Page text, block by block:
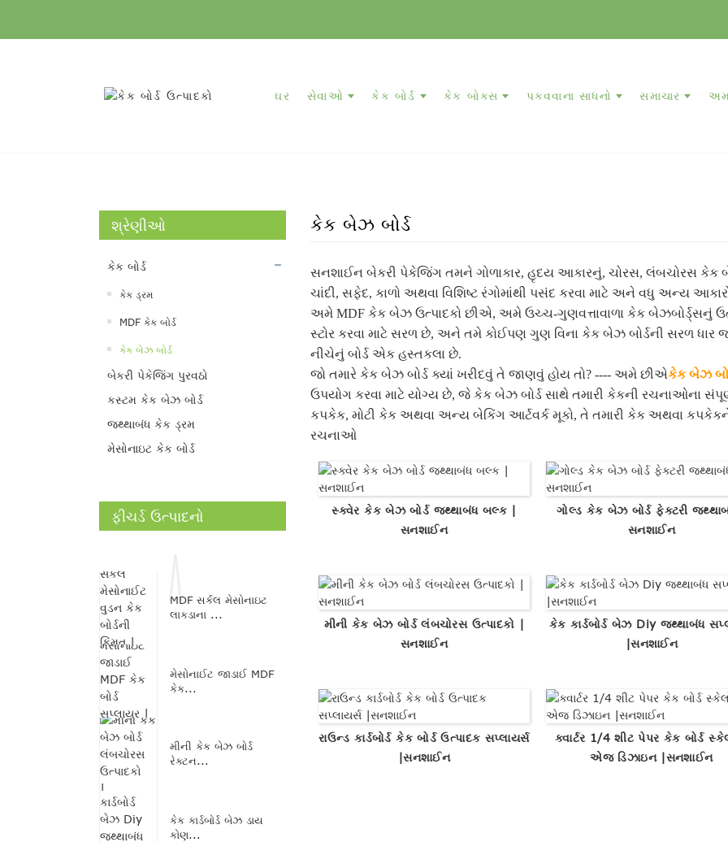
ઘર સેવાઓ કેક બોર્ડ કેક બોક્સ પકવવાના સાધનો સમાચાર
શ્રેણીઓ
કેક બોર્ડ
કેક ડ્રમ
MDF કેક બોર્ડ
કેક બેઝ બોર્ડ
બેકરી પેકેજિંગ પુરવઠો
કસ્ટમ કેક બેઝ બોર્ડ
જથ્થાબંધ કેક ડ્રમ
મેસોનાઇટ કેક બોર્ડ
ફીચર્ડ ઉત્પાદનો
MDF સર્કલ મેસોનાઇટ
લાકડાના ...
મેસોનાઈટ જાડાઈ MDF
કેક...
મીની કેક બેઝ બોર્ડ
રેક્ટન...
કેક કાર્ડબોર્ડ બેઝ ડાય
કોણ...
કેક બેઝ બોર્ડ
સનશાઈન બેકરી પેકેજિંગ તમને ગોળાકાર, હૃદય આકારનું, ચોરસ, લંબચોરસ કેક
ચાંદી, સફેદ, કાળો અથવા વિશિષ્ટ રંગોમાંથી પસંદ કરવા માટે અને વધુ અન્ય
અમે MDF કેક બેઝ ઉત્પાદકો છીએ, અમે ઉચ્ચ-ગુણવત્તાવાળા કેક બેઝબોર્ડ્સનું
સ્ટોર કરવા માટે સરળ છે, અને તમે કોઈપણ ગુણ વિના કેક બેઝ બોર્ડની સરળ ધાર
નીચેનું બોર્ડ એક હસ્તકલા છે.
જો તમારે કેક બેઝ બોર્ડ ક્યાં ખરીદવું તે જાણવું હોય તો? ---- અમે છીએકેક બેઝ
ઉપયોગ કરવા માટે યોગ્ય છે, જે કેક બેઝ બોર્ડ સાથે તમારી કેકની રચનાઓના
કપકેક, મોટી કેક અથવા અન્ય બેકિંગ આર્ટવર્ક મૂકો, તે તમારી કેક અથવા કપકેકને
રચનાઓ
સ્ક્વેર કેક બેઝ બોર્ડ જથ્થાબંધ બલ્ક |
સનશાઈન
ગોલ્ડ કેક બેઝ બોર્ડ ફેક્ટરી
સનશાઈન
મીની કેક બેઝ બોર્ડ લંબચોરસ ઉત્પાદકો |
સનશાઈન
કેક કાર્ડબોર્ડ બેઝ Diy જથ્થાબંધ
|સનશાઈન
રાઉન્ડ કાર્ડબોર્ડ કેક બોર્ડ ઉત્પાદક સપ્લાયર્સ
|સનશાઈન
ક્વાર્ટર 1/4 શીટ પેપર કેક બોર્ડ
એજ ડિઝાઇન |સનશાઈન